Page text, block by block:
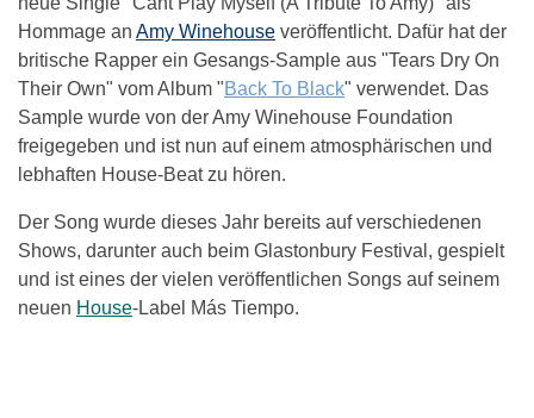
Hommage an Amy Winehouse veröffentlicht. Dafür hat der
britische Rapper ein Gesangs-Sample aus "Tears Dry On
Their Own" vom Album "Back To Black" verwendet. Das
Sample wurde von der Amy Winehouse Foundation
freigegeben und ist nun auf einem atmosphärischen und
lebhaften House-Beat zu hören.
Der Song wurde dieses Jahr bereits auf verschiedenen
Shows, darunter auch beim Glastonbury Festival, gespielt
und ist eines der vielen veröffentlichen Songs auf seinem
neuen House-Label Más Tiempo.